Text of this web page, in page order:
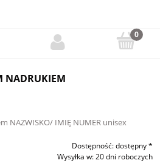
NADRUKIEM
NAZWISKO/ IMIĘ NUMER unisex
Dostępność:dostępny *
Wysyłka w:20 dni roboczych